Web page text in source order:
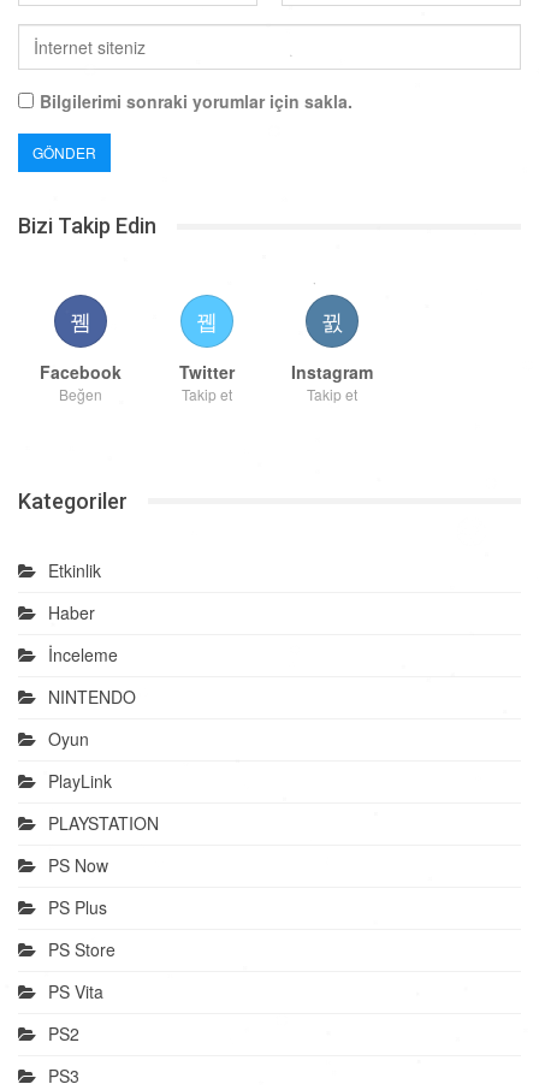
Bilgilerimi sonraki yorumlar için sakla.
Bizi Takip Edin
Facebook
Beğen
Twitter
Takip et
Instagram
Takip et
Kategoriler
Etkinlik
Haber
İnceleme
NINTENDO
Oyun
PlayLink
PLAYSTATION
PS Now
PS Plus
PS Store
PS Vita
PS2
PS3